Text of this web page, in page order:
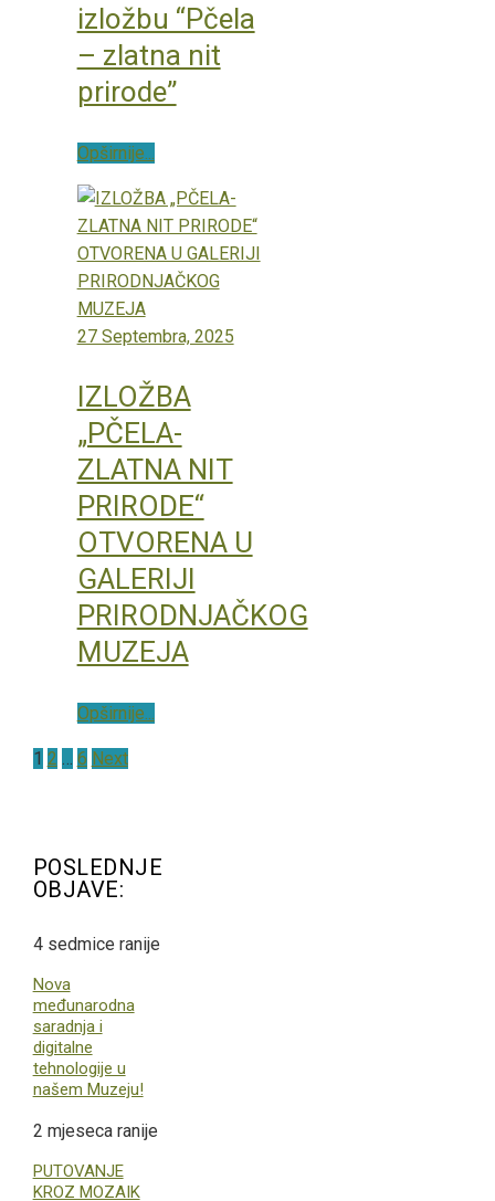
izložbu “Pčela
– zlatna nit
prirode”
Opširnije...
27 Septembra, 2025
IZLOŽBA
„PČELA-
ZLATNA NIT
PRIRODE“
OTVORENA U
GALERIJI
PRIRODNJAČKOG
MUZEJA
Opširnije...
Posts
1 2 6 Next
POSLEDNJE
OBJAVE:
4 sedmice ranije
Nova
međunarodna
saradnja i
digitalne
tehnologije u
našem Muzeju!
2 mjeseca ranije
PUTOVANJE
KROZ MOZAIK